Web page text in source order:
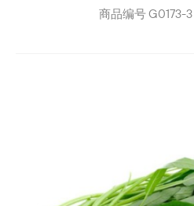
商品编号G0173-3